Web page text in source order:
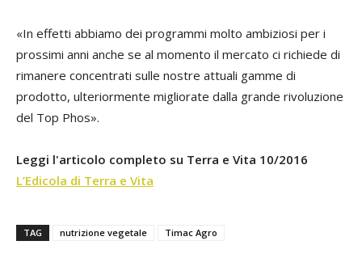
«In effetti abbiamo dei programmi molto ambiziosi per i
prossimi anni anche se al momento il mercato ci richiede di
rimanere concentrati sulle nostre attuali gamme di
prodotto, ulteriormente migliorate dalla grande rivoluzione
del Top Phos».
Leggi l'articolo completo su Terra e Vita 10/2016
L’Edicola di Terra e Vita
TAG nutrizione vegetale Timac Agro